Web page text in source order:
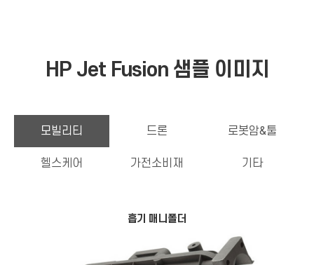
HP Jet Fusion 샘플 이미지
모빌리티 드론 로봇암&툴
헬스케어 가전소비재 기타
흡기 매니폴더